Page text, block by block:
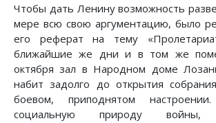
Чтобы дать Ленину возможность
мере всю свою аргументацию, было
его реферат на тему
ближайшие же дни и в том же
октября зал в Народном доме
набит задолго до открытия
боевом, приподнятом
социальную природу